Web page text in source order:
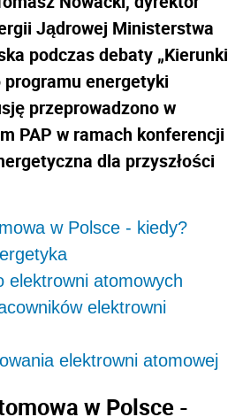
Jądrowej Ministerstwa
podczas debaty „Kierunki
energetyki
przeprowadzono w
PAP w ramach konferencji
dla przyszłości
w Polsce - kiedy?
elektrowni atomowych
elektrowni
elektrowni atomowej
w Polsce -